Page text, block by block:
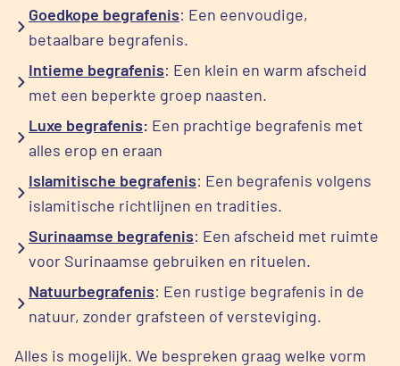
Goedkope begrafenis: Een eenvoudige,
betaalbare begrafenis.
Intieme begrafenis: Een klein en warm afscheid
met een beperkte groep naasten.
Luxe begrafenis: Een prachtige begrafenis met
alles erop en eraan
Islamitische begrafenis: Een begrafenis volgens
islamitische richtlijnen en tradities.
Surinaamse begrafenis: Een afscheid met ruimte
voor Surinaamse gebruiken en rituelen.
Natuurbegrafenis: Een rustige begrafenis in de
natuur, zonder grafsteen of versteviging.
Alles is mogelijk. We bespreken graag welke vorm